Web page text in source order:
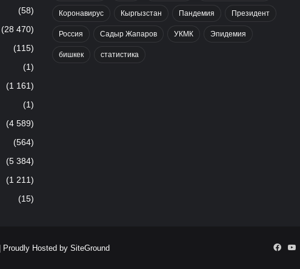
(58)
(28 470)
(115)
(1)
(1 161)
(1)
(4 589)
(564)
(5 384)
(1 211)
(15)
Коронавирус Кыргызстан Пандемия Президент
Россия Садыр Жапаров УКМК Эпидемия
бишкек статистика
| Proudly Hosted by SiteGround